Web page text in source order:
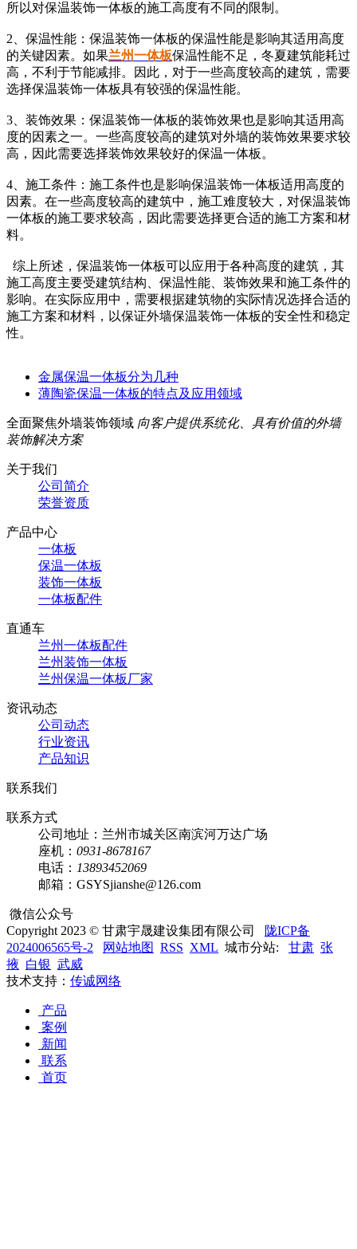
所以对保温装饰一体板的施工高度有不同的限制。
2、保温性能：保温装饰一体板的保温性能是影响其适用高度
的关键因素。如果兰州一体板保温性能不足，冬夏建筑能耗过
高，不利于节能减排。因此，对于一些高度较高的建筑，需要
选择保温装饰一体板具有较强的保温性能。
3、装饰效果：保温装饰一体板的装饰效果也是影响其适用高
度的因素之一。一些高度较高的建筑对外墙的装饰效果要求较
高，因此需要选择装饰效果较好的保温一体板。
4、施工条件：施工条件也是影响保温装饰一体板适用高度的
因素。在一些高度较高的建筑中，施工难度较大，对保温装饰
一体板的施工要求较高，因此需要选择更合适的施工方案和材
料。
综上所述，保温装饰一体板可以应用于各种高度的建筑，其
施工高度主要受建筑结构、保温性能、装饰效果和施工条件的
影响。在实际应用中，需要根据建筑物的实际情况选择合适的
施工方案和材料，以保证外墙保温装饰一体板的安全性和稳定
性。
金属保温一体板分为几种
薄陶瓷保温一体板的特点及应用领域
全面聚焦外墙装饰领域 向客户提供系统化、具有价值的外墙
装饰解决方案
关于我们
公司简介
荣誉资质
产品中心
一体板
保温一体板
装饰一体板
一体板配件
直通车
兰州一体板配件
兰州装饰一体板
兰州保温一体板厂家
资讯动态
公司动态
行业资讯
产品知识
联系我们
联系方式
公司地址：兰州市城关区南滨河万达广场
座机： 0931-8678167
电话： 13893452069
邮箱：GSYSjianshe@126.com
微信公众号
Copyright 2023 © 甘肃宇晟建设集团有限公司
陇ICP备
2024006565号-2
网站地图 RSS XML 城市分站: 甘肃 张
掖 白银 武威
技术支持： 传诚网络
产品
案例
新闻
联系
首页